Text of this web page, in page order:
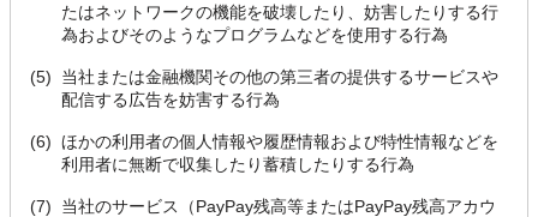
たはネットワークの機能を破壊したり、妨害したりする行
為およびそのようなプログラムなどを使用する行為
(5)
当社または金融機関その他の第三者の提供するサービスや
配信する広告を妨害する行為
(6) ほかの利用者の個人情報や履歴情報および特性情報などを
利用者に無断で収集したり蓄積したりする行為
(7)
当社のサービス（PayPay残高等またはPayPay残高アカウ